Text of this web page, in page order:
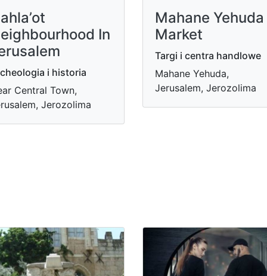
In
i historia
Central Town,
Jerozolima
Mahane Yehuda
Market
Targi i centra handlowe
Mahane Yehuda,
Jerusalem, Jerozolima